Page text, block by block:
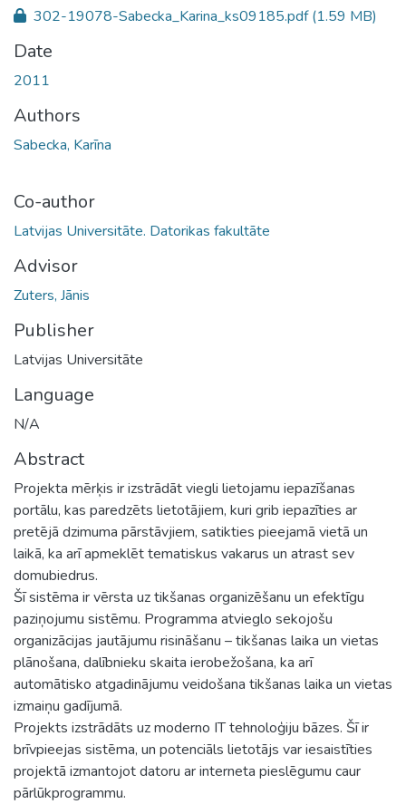
302-19078-Sabecka_Karina_ks09185.pdf(1.59 MB)
Date
2011
Authors
Sabecka, Karīna
Co-author
Latvijas Universitāte. Datorikas fakultāte
Advisor
Zuters, Jānis
Publisher
Latvijas Universitāte
Language
N/A
Abstract
Projekta mērķis ir izstrādāt viegli lietojamu iepazīšanas
portālu, kas paredzēts lietotājiem, kuri grib iepazīties ar
pretējā dzimuma pārstāvjiem, satikties pieejamā vietā un
laikā, ka arī apmeklēt tematiskus vakarus un atrast sev
domubiedrus.
Šī sistēma ir vērsta uz tikšanas organizēšanu un efektīgu
paziņojumu sistēmu. Programma atvieglo sekojošu
organizācijas jautājumu risināšanu – tikšanas laika un vietas
plānošana, dalībnieku skaita ierobežošana, ka arī
automātisko atgadinājumu veidošana tikšanas laika un vietas
izmaiņu gadījumā.
Projekts izstrādāts uz moderno IT tehnoloģiju bāzes. Šī ir
brīvpieejas sistēma, un potenciāls lietotājs var iesaistīties
projektā izmantojot datoru ar interneta pieslēgumu caur
pārlūkprogrammu.